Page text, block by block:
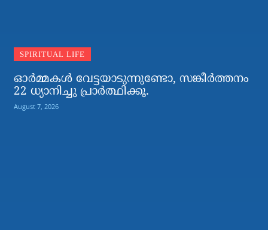
SPIRITUAL LIFE
ഓര്‍മ്മകള്‍ വേട്ടയാടുന്നുണ്ടോ, സങ്കീര്‍ത്തനം
22 ധ്യാനിച്ചു പ്രാര്‍ത്ഥിക്കൂ.
August 7, 2026